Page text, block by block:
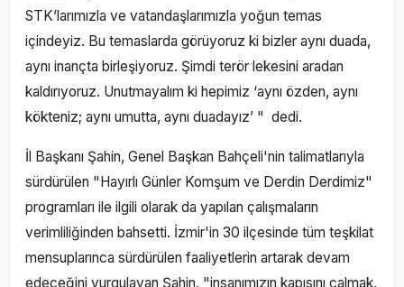
STK’larımızla ve vatandaşlarımızla yoğun temas
içindeyiz. Bu temaslarda görüyoruz ki bizler aynı duada,
aynı inançta birleşiyoruz. Şimdi terör lekesini aradan
kaldırıyoruz. Unutmayalım ki hepimiz ‘aynı özden, aynı
kökteniz; aynı umutta, aynı duadayız’ " dedi.
İl Başkanı Şahin, Genel Başkan Bahçeli'nin talimatlarıyla
sürdürülen "Hayırlı Günler Komşum ve Derdin Derdimiz"
programları ile ilgili olarak da yapılan çalışmaların
verimliliğinden bahsetti. İzmir'in 30 ilçesinde tüm teşkilat
mensuplarınca sürdürülen faaliyetlerin artarak devam
edeceğini vurgulayan Şahin, "insanımızın kapısını çalmak,